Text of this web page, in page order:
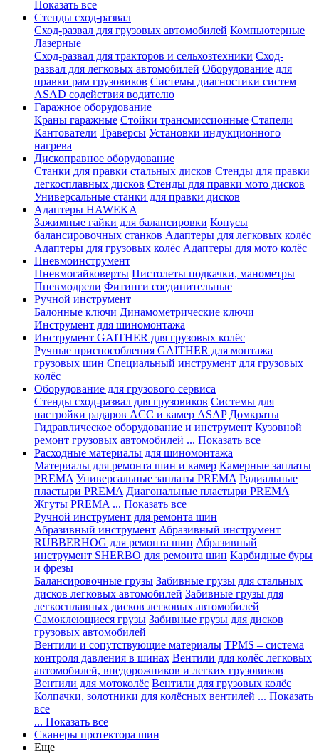
Показать все
Стенды сход-развал
Сход-развал для грузовых автомобилей Компьютерные
Лазерные
Сход-развал для тракторов и сельхозтехники Сход-
развал для легковых автомобилей Оборудование для
правки рам грузовиков Системы диагностики систем
ASAD содействия водителю
Гаражное оборудование
Краны гаражные Стойки трансмиссионные Стапели
Кантователи Траверсы Установки индукционного
нагрева
Дископравное оборудование
Станки для правки стальных дисков Стенды для правки
легкосплавных дисков Стенды для правки мото дисков
Универсальные станки для правки дисков
Адаптеры HAWEKA
Зажимные гайки для балансировки Конусы
балансировочных станков Адаптеры для легковых колёс
Адаптеры для грузовых колёс Адаптеры для мото колёс
Пневмоинструмент
Пневмогайковерты Пистолеты подкачки, манометры
Пневмодрели Фитинги соединительные
Ручной инструмент
Балонные ключи Динамометрические ключи
Инструмент для шиномонтажа
Инструмент GAITHER для грузовых колёс
Ручные приспособления GAITHER для монтажа
грузовых шин Специальный инструмент для грузовых
колёс
Оборудование для грузового сервиса
Стенды сход-развал для грузовиков Системы для
настройки радаров ACC и камер ASAP Домкраты
Гидравлическое оборудование и инструмент Кузовной
ремонт грузовых автомобилей ... Показать все
Расходные материалы для шиномонтажа
Материалы для ремонта шин и камер Камерные заплаты
PREMA Универсальные заплаты PREMA Радиальные
пластыри PREMA Диагональные пластыри PREMA
Жгуты PREMA ... Показать все
Ручной инструмент для ремонта шин
Абразивный инструмент Абразивный инструмент
RUBBERHOG для ремонта шин Абразивный
инструмент SHERBO для ремонта шин Карбидные буры
и фрезы
Балансировочные грузы Забивные грузы для стальных
дисков легковых автомобилей Забивные грузы для
легкосплавных дисков легковых автомобилей
Самоклеющиеся грузы Забивные грузы для дисков
грузовых автомобилей
Вентили и сопутствующие материалы TPMS – система
контроля давления в шинах Вентили для колёс легковых
автомобилей, внедорожников и легких грузовиков
Вентили для мотоколёс Вентили для грузовых колёс
Колпачки, золотники для колёсных вентилей ... Показать
все
... Показать все
Сканеры протектора шин
Еще